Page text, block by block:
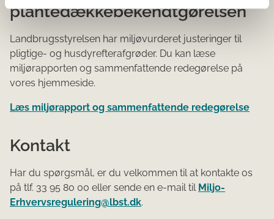
plantedækkebekendtgørelsen
Landbrugsstyrelsen har miljøvurderet justeringer til
pligtige- og husdyrefterafgrøder. Du kan læse
miljørapporten og sammenfattende redegørelse på
vores hjemmeside.
Læs miljørapport og sammenfattende redegørelse
Kontakt
Har du spørgsmål, er du velkommen til at kontakte os
på tlf. 33 95 80 00 eller sende en e-mail til Miljo-
Erhvervsregulering@lbst.dk.